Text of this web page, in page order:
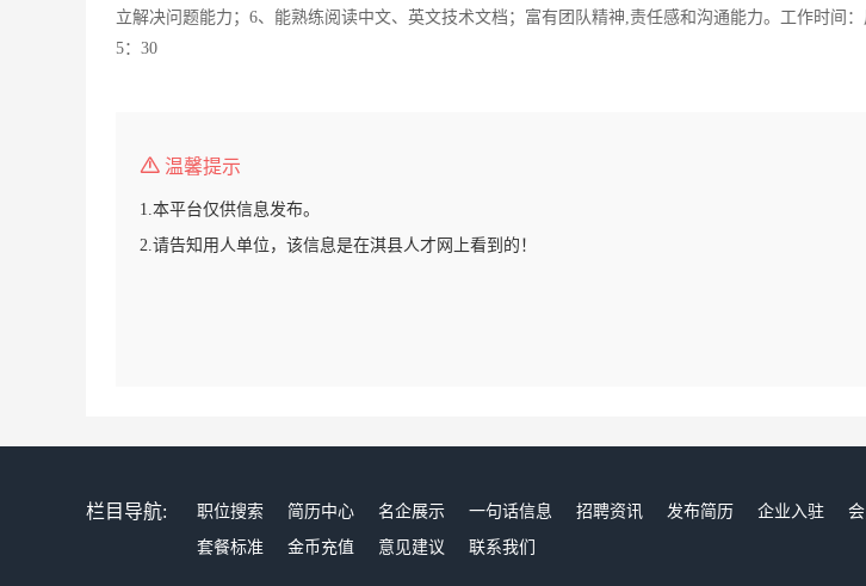
立解决问题能力；6、能熟练阅读中文、英文技术文档；富有团队精神,责任感和沟通能力。工作时间
5：30
温馨提示
1.本平台仅供信息发布。
2.请告知用人单位，该信息是在淇县人才网上看到的！
栏目导航: 职位搜索 简历中心 名企展示 一句话信息 招聘资讯 发布简历 企业入驻
套餐标准
金币充值 意见建议 联系我们